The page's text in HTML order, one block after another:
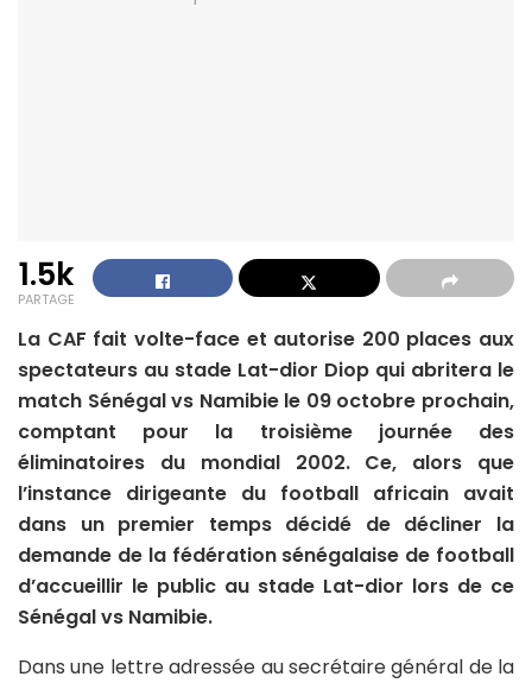
1.5k
PARTAGE
La CAF fait volte-face et autorise 200 places aux
spectateurs au stade Lat-dior Diop qui abritera le
match Sénégal vs Namibie le 09 octobre prochain,
comptant pour la troisième journée des
éliminatoires du mondial 2002. Ce, alors que
l’instance dirigeante du football africain avait
dans un premier temps décidé de décliner la
demande de la fédération sénégalaise de football
d’accueillir le public au stade Lat-dior lors de ce
Sénégal vs Namibie.
Dans une lettre adressée au secrétaire général de la